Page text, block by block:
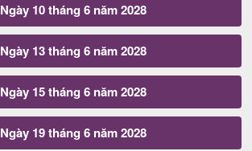
Ngày 10 tháng 6 năm 2028
Ngày 13 tháng 6 năm 2028
Ngày 15 tháng 6 năm 2028
Ngày 19 tháng 6 năm 2028